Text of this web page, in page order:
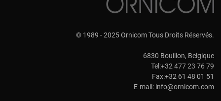
© 1989 - 2025 Ornicom Tous Droits Réservés.
6830 Bouillon, Belgique
Tel:+32 477 23 76 79
Fax:+32 61 48 01 51
E-mail: info@ornicom.com